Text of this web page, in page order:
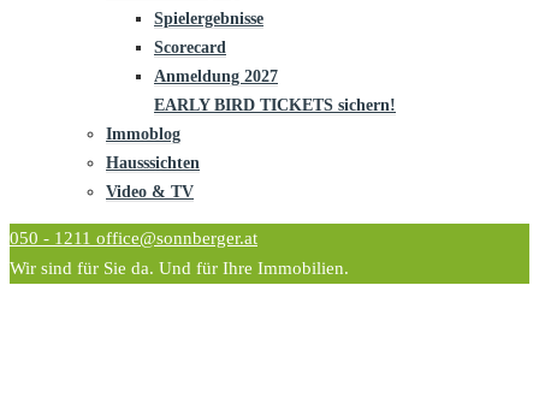
Spielergebnisse
Scorecard
Anmeldung 2027
EARLY BIRD TICKETS sichern!
Immoblog
Hausssichten
Video & TV
050 - 1211 office@sonnberger.at
Wir sind für Sie da. Und für Ihre Immobilien.